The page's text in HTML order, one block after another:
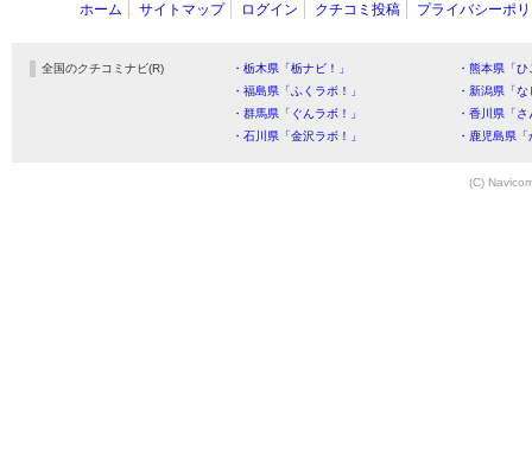
ホーム サイトマップ ログイン クチコミ投稿 プライバシーポ
全国のクチコミナビ(R) ・栃木県「栃ナビ！」
・熊本県「
・福島県「ふくラボ！」
・新潟県「
・群馬県「ぐんラボ！」
・香川県「
・石川県「金沢ラボ！」
・鹿児島県
(C)